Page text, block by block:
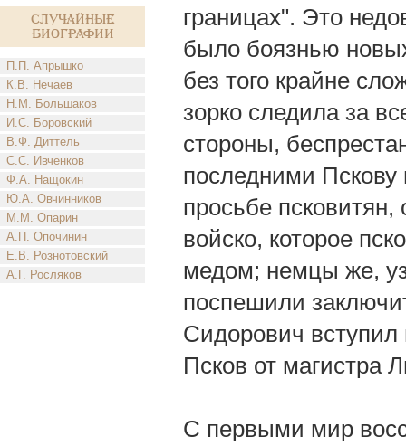
Случайные
биографии
П.П. Апрышко
К.В. Нечаев
Н.М. Большаков
И.С. Боровский
В.Ф. Диттель
С.С. Ивченков
Ф.А. Нащокин
Ю.А. Овчинников
М.М. Опарин
А.П. Опочинин
Е.В. Рознотовский
А.Г. Росляков
границах". Это
было боязнью
без того крайне
зорко следила за
стороны,
последними
просьбе
войско, которое
медом; немцы же,
поспешили
Сидорович
Псков от магистра
С первыми мир